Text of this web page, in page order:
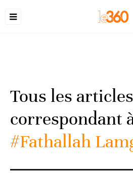
Tous les articles
correspondant
#Fathallah